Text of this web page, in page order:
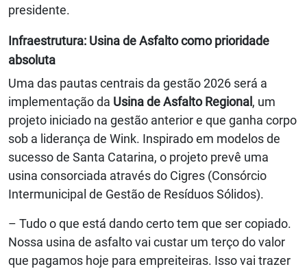
presidente.
Infraestrutura: Usina de Asfalto como prioridade
absoluta
Uma das pautas centrais da gestão 2026 será a
implementação da Usina de Asfalto Regional , um
projeto iniciado na gestão anterior e que ganha corpo
sob a liderança de Wink. Inspirado em modelos de
sucesso de Santa Catarina, o projeto prevê uma
usina consorciada através do Cigres (Consórcio
Intermunicipal de Gestão de Resíduos Sólidos).
– Tudo o que está dando certo tem que ser copiado.
Nossa usina de asfalto vai custar um terço do valor
que pagamos hoje para empreiteiras. Isso vai trazer